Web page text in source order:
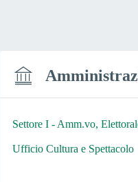
Settore I - Amm.vo,
Ufficio Cultura e Spettacolo